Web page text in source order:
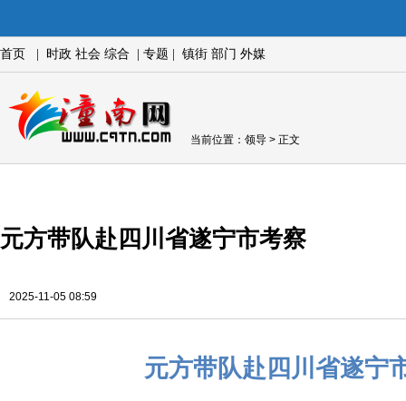
首页 时政 社会 综合 专题 镇街 部门 外媒
当前位置： 领导 > 正文
元方带队赴四川省遂宁市考察
2025-11-05 08:59
元方带队赴四川省遂宁